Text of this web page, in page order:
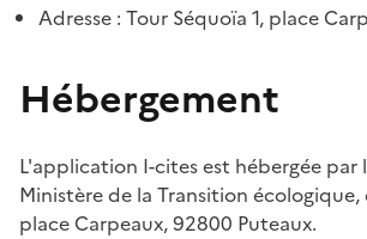
Adresse : Tour Séquoïa 1, place
Hébergement
L'application I-cites est hébergée
Ministère de la Transition
place Carpeaux, 92800 Puteaux.